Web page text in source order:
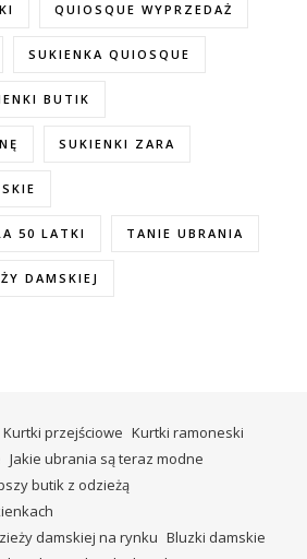
QUIOSQUE WYPRZEDAŻ
SUKIENKA QUIOSQUE
BUTIK
SUKIENKI ZARA
50 LATKI TANIE UBRANIA
DAMSKIEJ
Kurtki przejściowe Kurtki ramoneski
Jakie ubrania są teraz modne
butik z odzieżą
damskiej na rynku Bluzki damskie